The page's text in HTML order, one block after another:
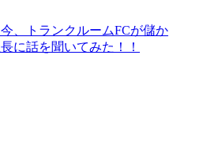
、トランクルームFCが儲か
に話を聞いてみた！！